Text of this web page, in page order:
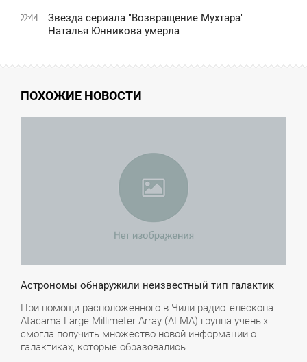
22:44
Звезда сериала "Возвращение Мухтара"
Наталья Юнникова умерла
ПОХОЖИЕ НОВОСТИ
Астрономы обнаружили неизвестный тип галактик
При помощи расположенного в Чили радиотелескопа
Atacama Large Millimeter Array (ALMA) группа ученых
смогла получить множество новой информации о
галактиках, которые образовались